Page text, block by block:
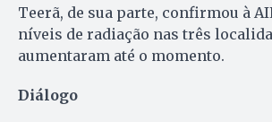
Teerã, de sua parte, confirmou à
níveis de radiação nas três
aumentaram até o momento.
Diálogo